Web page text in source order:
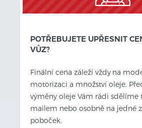
POTŘEBUJETE UPŘESNIT
VŮZ?
Finální cena záleží vždy na
motorizaci a množství oleje.
výměny oleje Vám rádi sdělíme
mailem nebo osobně na jedné
poboček.